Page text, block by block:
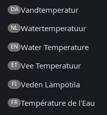
DA Vandtemperatur
NL Watertemperatuur
EN Water Temperature
ET Vee Temperatuur
FI Veden Lämpötila
FR Température de l'Eau